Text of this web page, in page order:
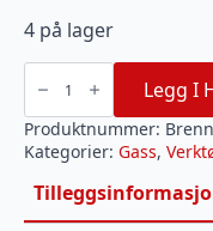
4 på lager
BRENNERSETT
tralle
til
11L
flasker
(
leveres
uten
flasker)
Legg I
Produktnummer:
Kategorier: Gass,